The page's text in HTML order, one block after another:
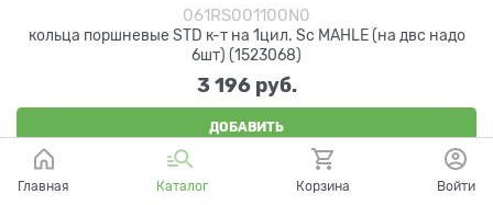
061RS001100N0
кольца поршневые STD к-т на 1цил. Sc MAHLE (на двс надо
6шт) (1523068)
3 196 руб.
ДОБАВИТЬ
Главная Каталог Корзина Войти